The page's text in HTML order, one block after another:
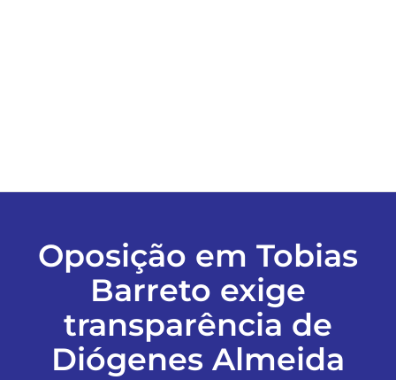
FALE CONOSCO
EDIÇÕES EM PDF
Oposição em Tobias
Barreto exige
transparência de
Diógenes Almeida